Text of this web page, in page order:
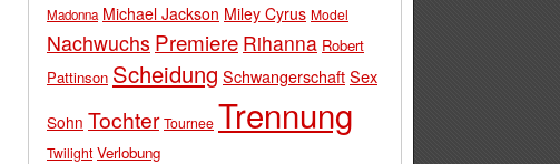
Madonna Michael Jackson Miley Cyrus Model
Nachwuchs Premiere Rihanna Robert
Pattinson Scheidung SchwangerschaftSex
Sohn Tochter Tournee Trennung
Twilight Verlobung